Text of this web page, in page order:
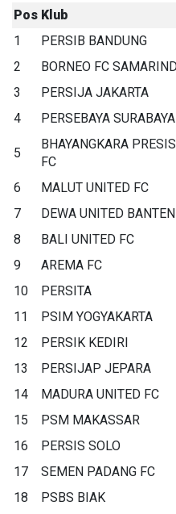
Pos Klub
1
PERSIB BANDUNG
2
BORNEO FC
3
PERSIJA JAKARTA
4
PERSEBAYA SURABAYA
5
BHAYANGKARA
FC
6 MALUT UNITED FC
7
DEWA UNITED
8
BALI UNITED FC
9
AREMA FC
10
PERSITA
11
PSIM YOGYAKARTA
12
PERSIK KEDIRI
13
PERSIJAP JEPARA
14
MADURA UNITED FC
15
PSM MAKASSAR
16
PERSIS SOLO
17
SEMEN PADANG FC
18
PSBS BIAK